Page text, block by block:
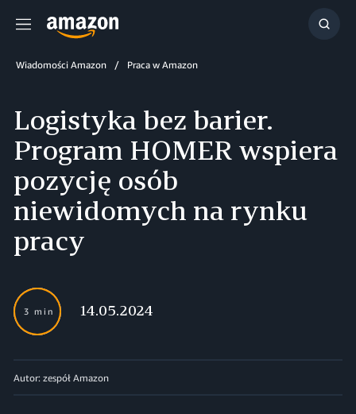
Menu
Wiadomości Amazon Praca w Amazon
Logistyka bez barier.
Program HOMER wspiera
pozycję osób
niewidomych na rynku
pracy
3 min 14.05.2024
Autor: zespół Amazon